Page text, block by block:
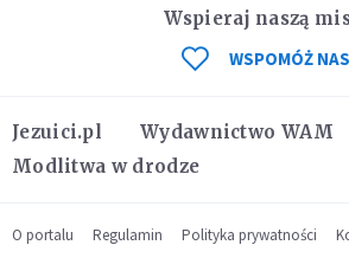
Jezuici.pl Wydawnictwo WAM
Modlitwa w drodze
Wspieraj naszą
WSPOMÓŻ NAS
O portalu Regulamin Polityka prywatności